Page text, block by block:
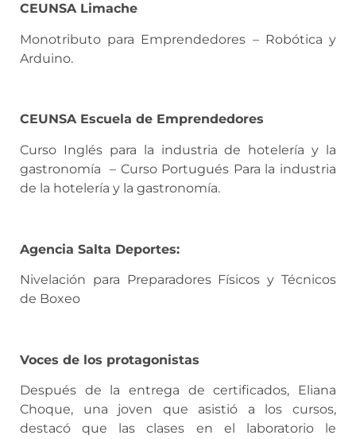
CEUNSA Limache
Monotributo para Emprendedores – Robótica y
Arduino.
CEUNSA Escuela de Emprendedores
Curso Inglés para la industria de hotelería y la
gastronomía – Curso Portugués Para la industria
de la hotelería y la gastronomía.
Agencia Salta Deportes:
Nivelación para Preparadores Físicos y Técnicos
de Boxeo
Voces de los protagonistas
Después de la entrega de certificados, Eliana
Choque, una joven que asistió a los cursos,
destacó que las clases en el laboratorio le